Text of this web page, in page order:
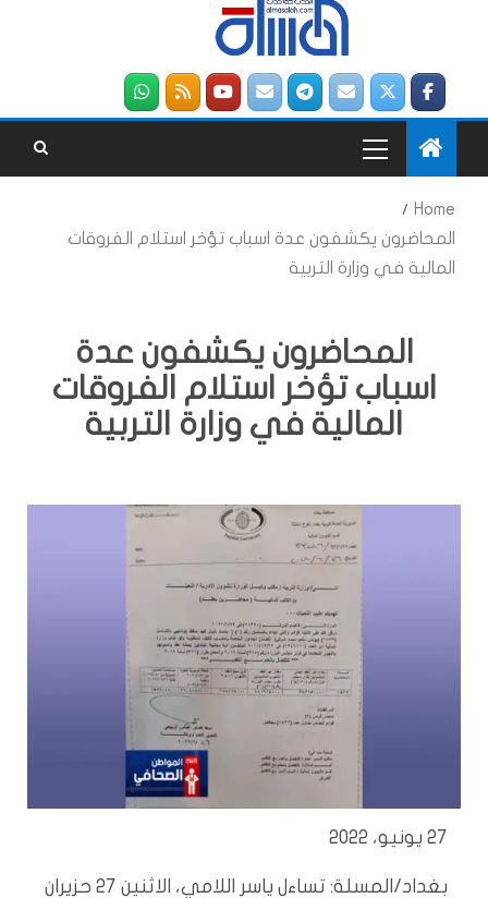
Home
المحاضرون يكشفون عدة اسباب تؤخر استلام الفروقات
المالية في وزارة التربية
المحاضرون يكشفون عدة
اسباب تؤخر استلام الفروقات
المالية في وزارة التربية
27 يونيو، 2022
بغداد/المسلة: تساءل ياسر اللامي، الاثنين 27 حزيران